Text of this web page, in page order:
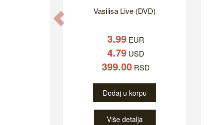
Vasilisa Live (DVD)
3.99 EUR
4.79 USD
399.00 RSD
Dodaj u korpu
Više detalja
Previous